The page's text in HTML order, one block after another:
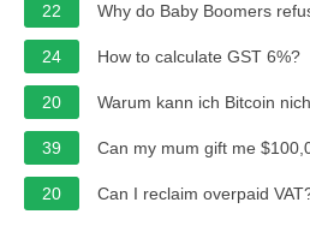
22 Why do Baby Boomers
24 How to calculate GST 6%?
20 Warum kann ich Bitcoin
39 Can my mum gift me
20 Can I reclaim overpaid